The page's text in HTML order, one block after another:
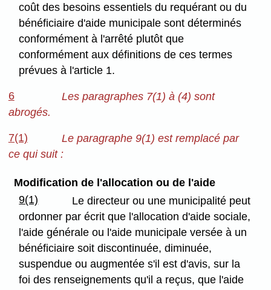
coût des besoins essentiels du requérant ou du
bénéficiaire d'aide municipale sont déterminés
conformément à l'arrêté plutôt que
conformément aux définitions de ces termes
prévues à l'article 1.
6
Les paragraphes 7(1) à (4) sont
abrogés.
7(1)
Le paragraphe 9(1) est remplacé par
ce qui suit :
Modification de l'allocation ou de l'aide
9(1)
Le directeur ou une municipalité peut
ordonner par écrit que l'allocation d'aide sociale,
l'aide générale ou l'aide municipale versée à un
bénéficiaire soit discontinuée, diminuée,
suspendue ou augmentée s'il est d'avis, sur la
foi des renseignements qu'il a reçus, que l'aide